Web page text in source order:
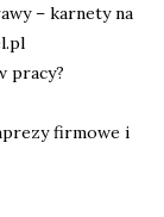
– karnety na
pracy?
firmowe i